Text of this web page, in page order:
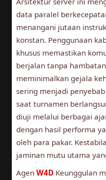
data paralel
menangani jutaan
konstan. Penggunaan
khusus memastikan
berjalan tanpa
meminimalkan gejala
sering menjadi
saat turnamen
diuji melalui berbagai
dengan hasil performa
oleh para pakar.
jaminan mutu utama
Agen W4D Keunggulan